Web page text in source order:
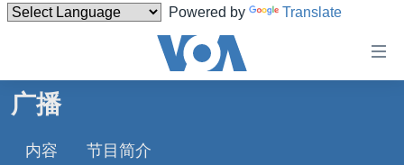
Powered by Translate
碍
链主页
美国
广播
内容 节目简介